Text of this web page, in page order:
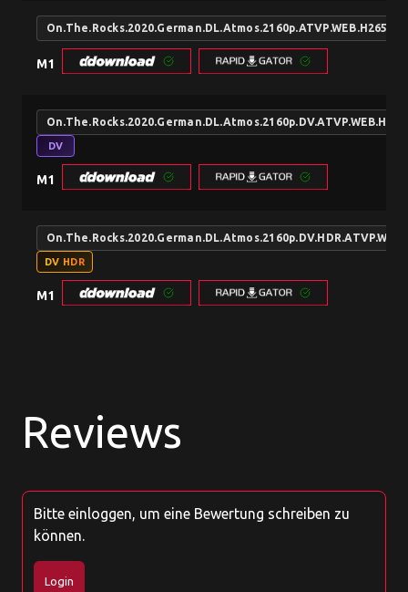
On.The.Rocks.2020.German.DL.Atmos.2160p.ATVP.WEB.H265-
M1
DV
M1
DV HDR
M1
Reviews
Bitte einloggen, um eine Bewertung schreiben zu
können.
Login